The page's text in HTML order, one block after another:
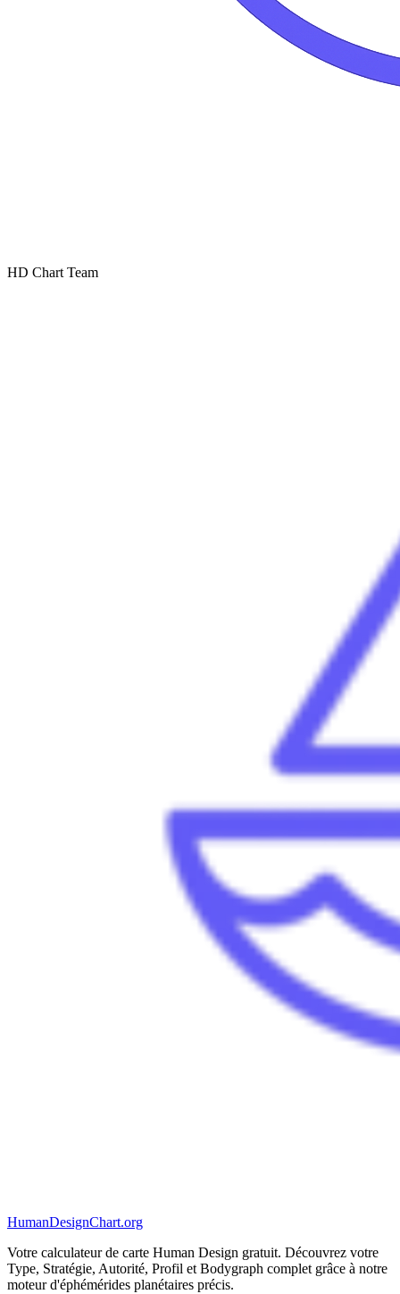
HD Chart Team
HumanDesignChart.org
Votre calculateur de carte Human Design gratuit. Découvrez votre
Type, Stratégie, Autorité, Profil et Bodygraph complet grâce à notre
moteur d'éphémérides planétaires précis.